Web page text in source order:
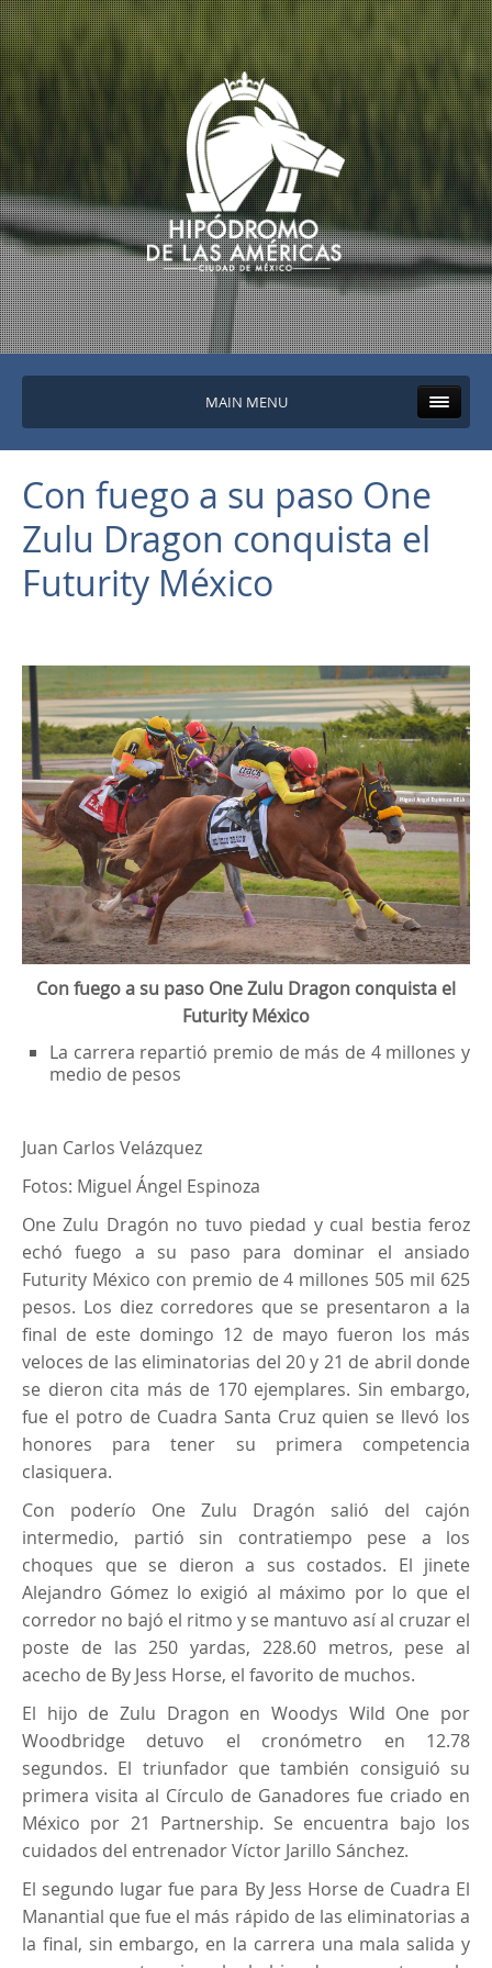
MAIN MENU
Con fuego a su paso One
Zulu Dragon conquista el
Futurity México
Con fuego a su paso One Zulu Dragon conquista el
Futurity México
La carrera repartió premio de más de 4 millones y
medio de pesos
Juan Carlos Velázquez
Fotos: Miguel Ángel Espinoza
One Zulu Dragón no tuvo piedad y cual bestia feroz
echó fuego a su paso para dominar el ansiado
Futurity México con premio de 4 millones 505 mil 625
pesos. Los diez corredores que se presentaron a la
final de este domingo 12 de mayo fueron los más
veloces de las eliminatorias del 20 y 21 de abril donde
se dieron cita más de 170 ejemplares. Sin embargo,
fue el potro de Cuadra Santa Cruz quien se llevó los
honores para tener su primera competencia
clasiquera.
Con poderío One Zulu Dragón salió del cajón
intermedio, partió sin contratiempo pese a los
choques que se dieron a sus costados. El jinete
Alejandro Gómez lo exigió al máximo por lo que el
corredor no bajó el ritmo y se mantuvo así al cruzar el
poste de las 250 yardas, 228.60 metros, pese al
acecho de By Jess Horse, el favorito de muchos.
El hijo de Zulu Dragon en Woodys Wild One por
Woodbridge detuvo el cronómetro en 12.78
segundos. El triunfador que también consiguió su
primera visita al Círculo de Ganadores fue criado en
México por 21 Partnership. Se encuentra bajo los
cuidados del entrenador Víctor Jarillo Sánchez.
El segundo lugar fue para By Jess Horse de Cuadra El
Manantial que fue el más rápido de las eliminatorias a
la final, sin embargo, en la carrera una mala salida y